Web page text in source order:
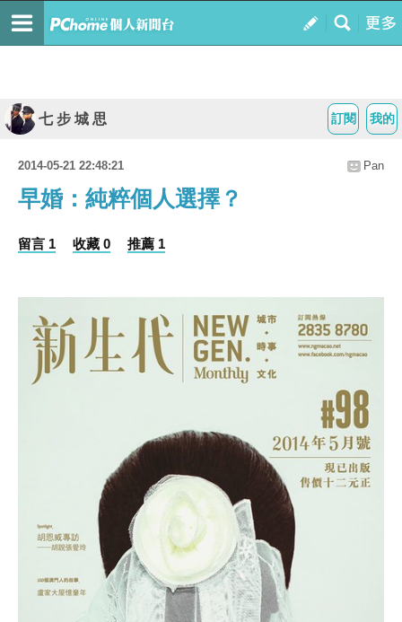
我的
訂閱
七 步 城 思
2014-05-21 22:48:21 Pan
早婚：純粹個人選擇？
留言 1 收藏 0 推薦 1